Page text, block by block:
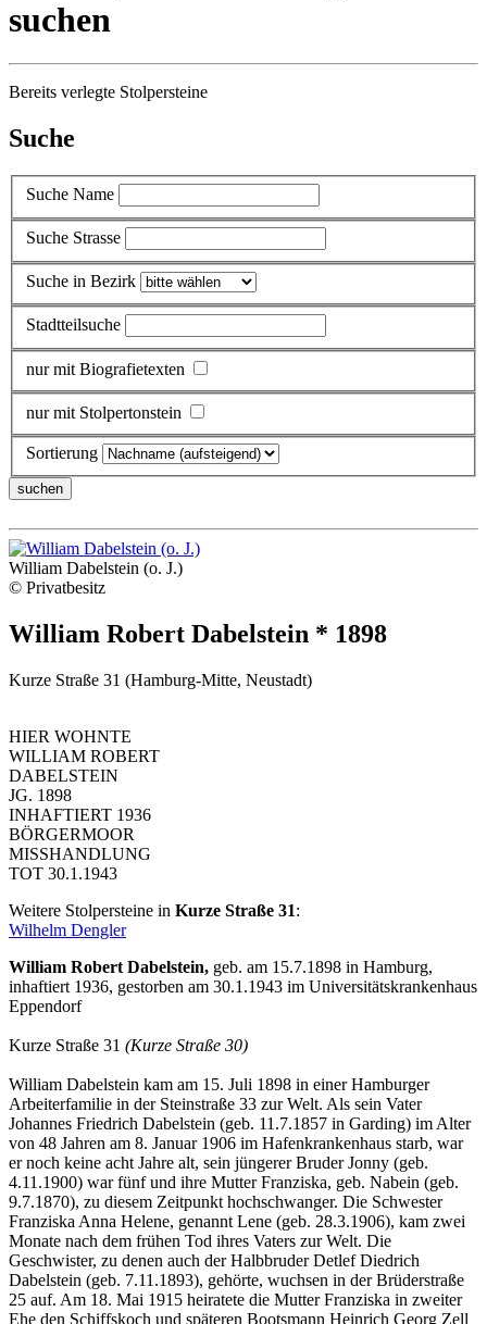
suchen
Bereits verlegte Stolpersteine
Suche
Suche Name
Suche Strasse
Suche in Bezirk
Stadtteilsuche
nur mit Biografietexten
nur mit Stolpertonstein
Sortierung
William Dabelstein (o. J.)
© Privatbesitz
William Robert Dabelstein * 1898
Kurze Straße 31 (Hamburg-Mitte, Neustadt)
HIER WOHNTE
WILLIAM ROBERT
DABELSTEIN
JG. 1898
INHAFTIERT 1936
BÖRGERMOOR
MISSHANDLUNG
TOT 30.1.1943
Weitere Stolpersteine in Kurze Straße 31:
Wilhelm Dengler
William Robert Dabelstein, geb. am 15.7.1898 in Hamburg,
inhaftiert 1936, gestorben am 30.1.1943 im Universitätskrankenhaus
Eppendorf
Kurze Straße 31 (Kurze Straße 30)
William Dabelstein kam am 15. Juli 1898 in einer Hamburger
Arbeiterfamilie in der Steinstraße 33 zur Welt. Als sein Vater
Johannes Friedrich Dabelstein (geb. 11.7.1857 in Garding) im Alter
von 48 Jahren am 8. Januar 1906 im Hafenkrankenhaus starb, war
er noch keine acht Jahre alt, sein jüngerer Bruder Jonny (geb.
4.11.1900) war fünf und ihre Mutter Franziska, geb. Nabein (geb.
9.7.1870), zu diesem Zeitpunkt hochschwanger. Die Schwester
Franziska Anna Helene, genannt Lene (geb. 28.3.1906), kam zwei
Monate nach dem frühen Tod ihres Vaters zur Welt. Die
Geschwister, zu denen auch der Halbbruder Detlef Diedrich
Dabelstein (geb. 7.11.1893), gehörte, wuchsen in der Brüderstraße
25 auf. Am 18. Mai 1915 heiratete die Mutter Franziska in zweiter
Ehe den Schiffskoch und späteren Bootsmann Heinrich Georg Zell